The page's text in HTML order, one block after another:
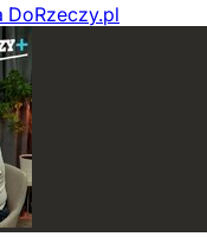
DoRzeczy.pl